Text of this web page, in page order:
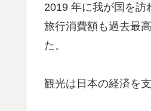
2019 年に我が国を
旅行消費額も過去最
た。
観光は日本の経済を